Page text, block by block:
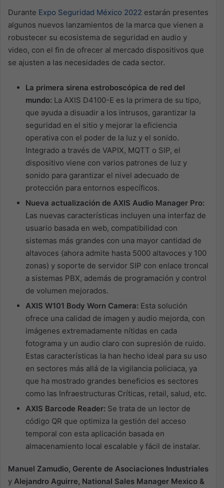
Durante Expo Seguridad México 2022 estarán presentes
algunos nuevos lanzamientos de la marca que vienen a
robustecer su ecosistema de seguridad en audio y
video, con el fin de ofrecer al mercado dispositivos que
se ajusten a las necesidades de cada sector.
La primera sirena estroboscópica de red del
mundo: La AXIS D4100-E es la primera de su tipo,
que ayuda a disuadir a los intrusos, garantizar la
seguridad en el sitio y mejorar la eficiencia
operativa con el poder de la luz y el sonido.
Integrado a través de VAPIX, MQTT o SIP, el
dispositivo viene con varios patrones de luz y
sonido para garantizar el nivel adecuado de
protección para entornos específicos.
Nueva actualización de AXIS Audio Manager Pro:
Las nuevas características incluyen una interfaz de
usuario basada en web, compatibilidad con
sistemas más grandes con una mayor cantidad de
altavoces (ahora admite hasta 5000 altavoces y 100
zonas) y soporte de servidor SIP con enlace troncal
a sistemas PBX, además de programación y control
de volumen mejorados.
AXIS W101 Body Worn Camera: Esta solución
ofrece una calidad de imagen y audio mejorda, con
imágenes extremadamente nítidas en cada
fotograma y un audio claro con supresión de ruido.
Estas características la han hecho ideal para su uso
en sectores más allá de la vigilancia policiaca, ya
que ha mostrado grandes beneficios es sectores
como las Infraestructuras Críticas, retail, salud, etc.
AXIS Barcode Reader: Se trata de un lector de
código QR que optimiza la gestión del acceso
temporal con esta aplicación basada en
almacenamiento local escalable y fácil de instalar.
Manuel Zamudio, Gerente de Asociaciones Industriales
y Alejandro Aguirre, National Sales Manager Mexico &